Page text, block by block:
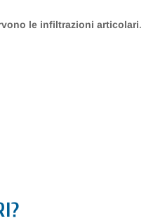
le infiltrazioni articolari.